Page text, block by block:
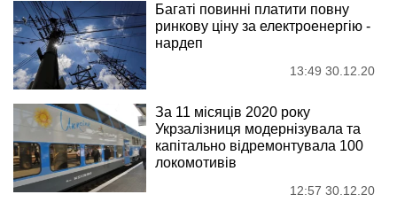
Багаті повинні платити повну
ринкову ціну за електроенергію -
нардеп
13:49 30.12.20
За 11 місяців 2020 року
Укрзалізниця модернізувала та
капітально відремонтувала 100
локомотивів
12:57 30.12.20